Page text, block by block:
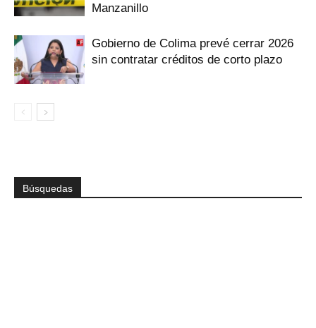
Manzanillo
Gobierno de Colima prevé cerrar 2026
sin contratar créditos de corto plazo
Búsquedas